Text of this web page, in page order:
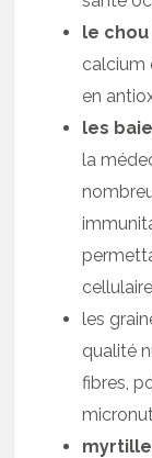
le
calcium
en
les
la
les
qualité
fibres,